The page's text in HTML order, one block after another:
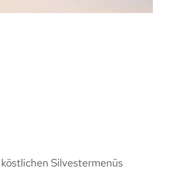
Silvestermenüs